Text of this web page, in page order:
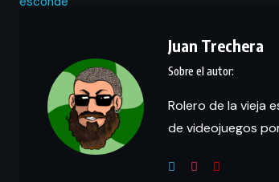
Juan Trechera
Rolero de la vieja
de videojuegos